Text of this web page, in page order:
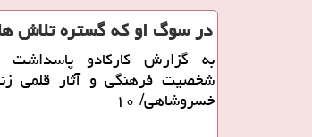
در سوگ او كه گستره تلاش
به گزارش كاركادو پاسداشت
شخصیت فرهنگی و آثار قلمی
خسروشاهی/ ۱۰